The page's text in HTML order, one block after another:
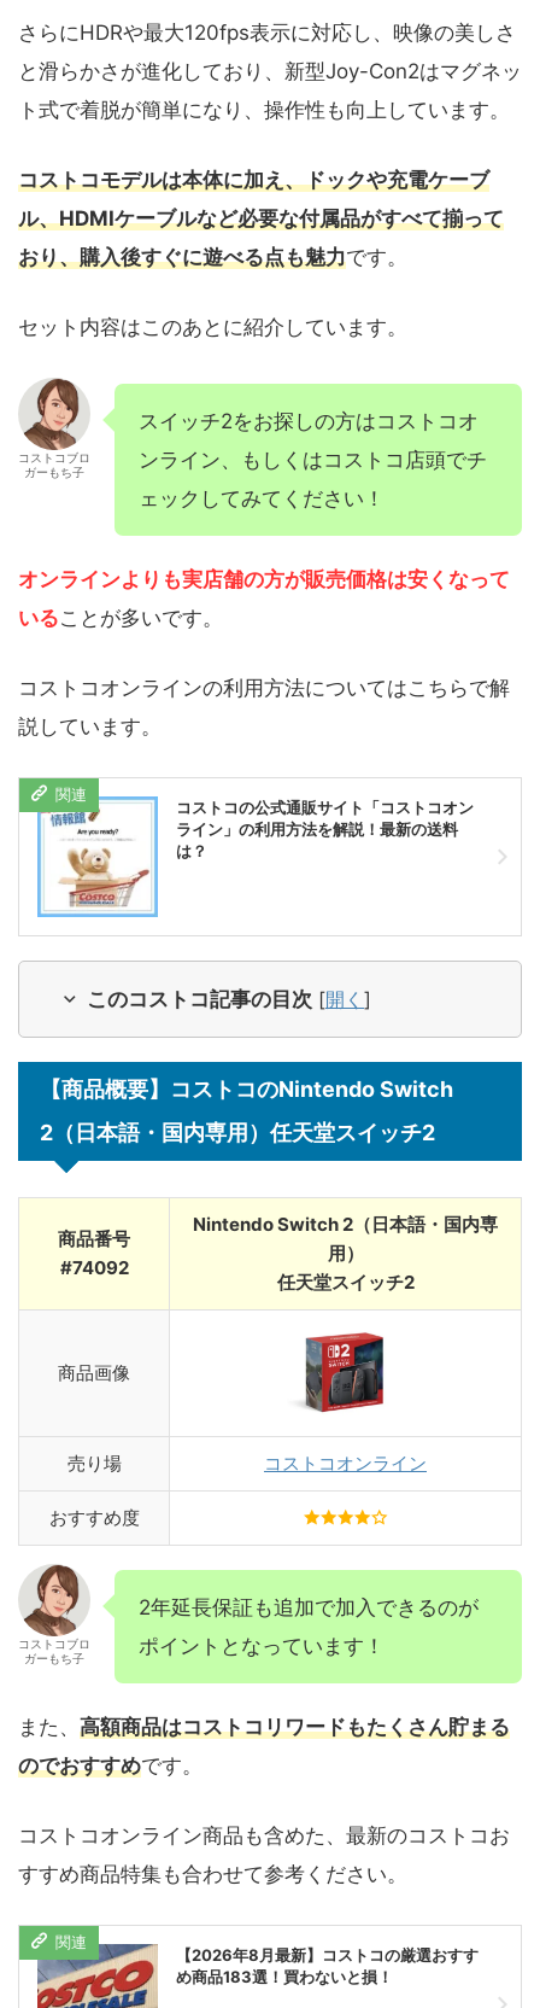
さらにHDRや最大120fps表示に対応し、映像の美しさ
と滑らかさが進化しており、新型Joy-Con2はマグネッ
ト式で着脱が簡単になり、操作性も向上しています。
コストコモデルは本体に加え、ドックや充電ケーブ
ル、HDMIケーブルなど必要な付属品がすべて揃って
おり、購入後すぐに遊べる点も魅力です。
セット内容はこのあとに紹介しています。
コストコブロ
ガーもち子
スイッチ2をお探しの方はコストコオ
ンライン、もしくはコストコ店頭でチ
ェックしてみてください！
オンラインよりも実店舗の方が販売価格は安くなって
いることが多いです。
コストコオンラインの利用方法についてはこちらで解
説しています。
コストコの公式通販サイト「コストコオン
ライン」の利用方法を解説！最新の送料
は？
このコストコ記事の目次 [開く ]
【商品概要】コストコのNintendo Switch
2（日本語・国内専用）任天堂スイッチ2
商品番号
#74092
Nintendo Switch 2（日本語・国内専
用）
任天堂スイッチ2
商品画像
売り場 コストコオンライン
おすすめ度
コストコブロ
ガーもち子
2年延長保証も追加で加入できるのが
ポイントとなっています！
また、 高額商品はコストコリワードもたくさん貯まる
のでおすすめです。
コストコオンライン商品も含めた、最新のコストコお
すすめ商品特集も合わせて参考ください。
【2026年8月最新】コストコの厳選おすす
め商品183選！買わないと損！